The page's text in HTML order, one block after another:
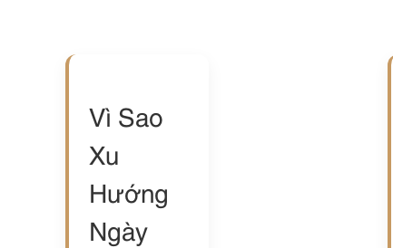
Vì Sao
Xu
Hướng
Ngày